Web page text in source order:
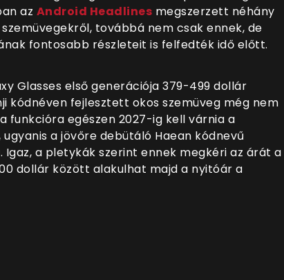
az Android Headlines megszerzett néhány
továbbá nem csak ennek, de
fontosabb részleteit is felfedték idő előtt.
Glasses első generációja 379-499 dollár
kódnéven fejlesztett okos szemüveg még nem
funkcióra egészen 2027-ig kell várnia a
a jövőre debütáló Haean kódnevű
a pletykák szerint ennek megkéri az árát a
dollár között alakulhat majd a nyitóár a